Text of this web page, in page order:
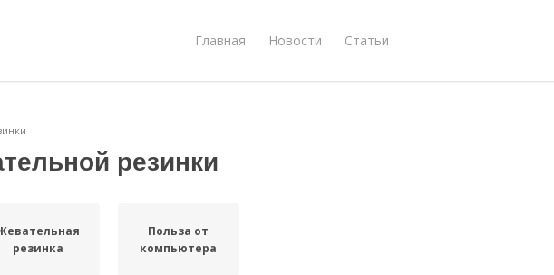
Главная Новости Статьи
резинки
резинка
Польза от
компьютера